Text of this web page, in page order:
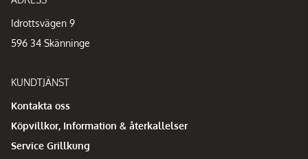
Idrottsvägen 9
596 34 Skänninge
KUNDTJÄNST
Kontakta oss
Köpvillkor, Information & återkallelser
Service Grillkung